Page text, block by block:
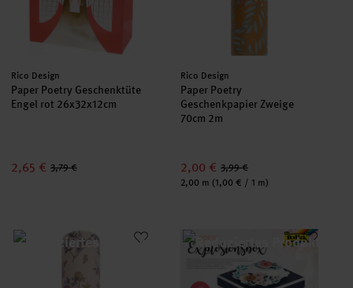
Hersteller:
Rico Design
Paper Poetry Geschenktüte
Engel rot 26x32x12cm
2,65 € 3,79 €
Hersteller:
Rico Design
Paper Poetry
Geschenkpapier Zweige
70cm 2m
2,00 € 3,99 €
Inhalt:
2,00 m (1,00 € / 1 m)
Paper Poetry Geschenkpapier Blumen rosa 70cm 2m
Explosionsbox Bastelset